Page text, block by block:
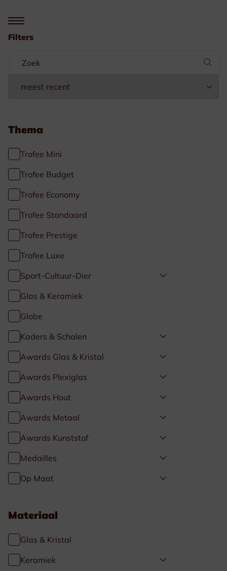
Filters
Thema
Trofee Mini
Trofee Budget
Trofee Economy
Trofee Standaard
Trofee Prestige
Trofee Luxe
Sport-Cultuur-Dier
Glas & Keramiek
Globe
Kaders & Schalen
Awards Glas & Kristal
Awards Plexiglas
Awards Hout
Awards Metaal
Awards Kunststof
Medailles
Op Maat
Materiaal
Glas & Kristal
Keramiek